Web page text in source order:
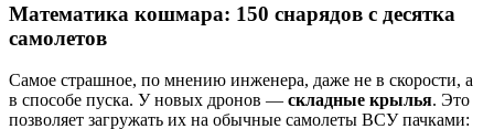
Математика кошмара: 150 снарядов с десятка
самолетов
Самое страшное, по мнению инженера, даже не в скорости, а
в способе пуска. У новых дронов — складные крылья. Это
позволяет загружать их на обычные самолеты ВСУ пачками: